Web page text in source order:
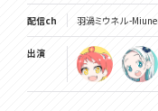
配信ch 羽渦ミウネル -
出演